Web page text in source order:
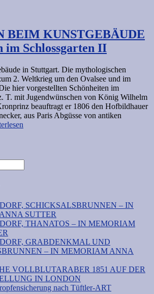
BEIM KUNSTGEBÄUDE
im Schlossgarten II
in Stuttgart. Die mythologischen
2. Weltkrieg um den Ovalsee und im
hier vorgestellten Schönheiten im
T. mit Jugendwünschen von König Wilhelm
beauftragt er 1806 den Hofbildhauer
aus Paris Abgüsse von antiken
SCHICKSALSBRUNNEN – IN
SUTTER
THANATOS – IN MEMORIAM
GRABDENKMAL UND
– IN MEMORIAM ANNA
VOLLBLUTARABER 1851 AUF DER
IN LONDON
nach Tüftler-ART